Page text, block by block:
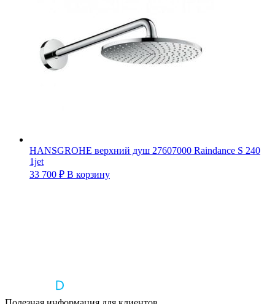
HANSGROHE верхний душ 27607000 Raindance S 240
1jet
33 700 ₽ В корзину